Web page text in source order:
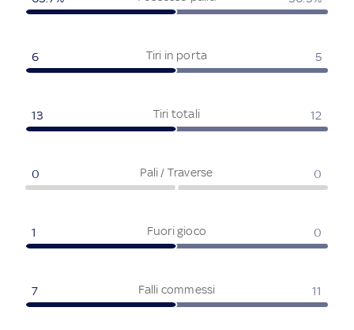
Tiri in porta
6 5
Tiri totali
13 12
Pali / Traverse
0 0
Fuori gioco
1 0
Falli commessi
7 11